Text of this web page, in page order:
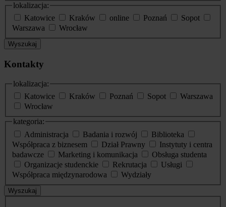
lokalizacja:
Katowice
Kraków online Poznań
Sopot
Warszawa
Wrocław
Wyszukaj
Kontakty
lokalizacja:
Katowice
Kraków Poznań Sopot
Warszawa
Wrocław
kategoria:
Administracja
Badania i rozwój
Biblioteka
Współpraca z biznesem
Dział Prawny
Instytuty i centra
badawcze
Marketing i komunikacja
Obsługa studenta
Organizacje studenckie
Rekrutacja
Usługi
Współpraca międzynarodowa
Wydziały
Wyszukaj